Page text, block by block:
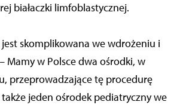
białaczki limfoblastycznej.
jest skomplikowana we wdrożeniu i
Mamy w Polsce dwa ośrodki, w
przeprowadzające tę procedurę
także jeden ośrodek pediatryczny we